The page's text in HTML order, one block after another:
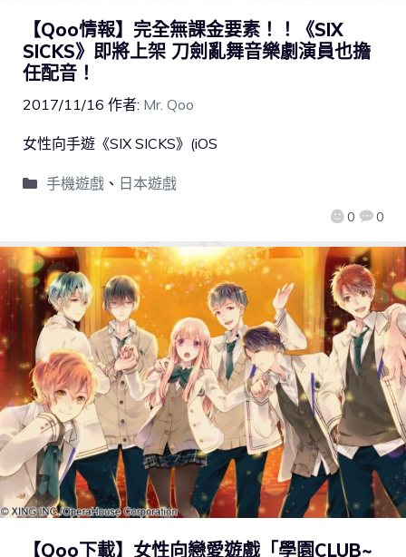
【Qoo情報】完全無課金要素！！《SIX
SICKS》即將上架 刀劍亂舞音樂劇演員也擔
任配音！
2017/11/16 作者: Mr. Qoo
0 0
女性向手遊《SIX SICKS》(iOS
手機遊戲、 日本遊戲
【Qoo下載】女性向戀愛遊戲「學園CLUB~